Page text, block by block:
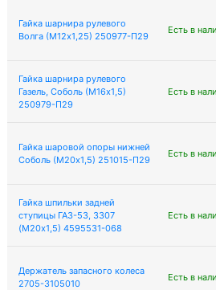
Гайка шарнира рулевого
Волга (М12х1,25) 250977-П29
Есть в
Гайка шарнира рулевого
Газель, Соболь (М16х1,5)
250979-П29
Есть в
Гайка шаровой опоры нижней
Соболь (М20х1,5) 251015-П29
Есть в
Гайка шпильки задней
ступицы ГАЗ-53, 3307
(М20х1,5) 4595531-068
Есть в
Держатель запасного колеса
2705-3105010
Есть в